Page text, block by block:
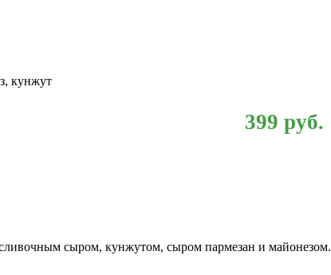
кунжут
399 руб.
сыром, кунжутом, сыром пармезан и майонезом.